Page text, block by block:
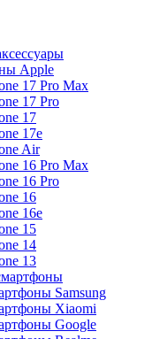
Apple
17 Pro Max
17 Pro
17
17e
Air
16 Pro Max
16 Pro
16
16e
15
14
13
Samsung
Xiaomi
Google